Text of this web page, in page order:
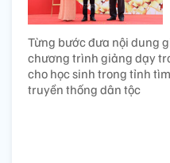
Từng bước đưa nội dung
chương trình giảng dạy
cho học sinh trong tỉnh
truyền thống dân tộc